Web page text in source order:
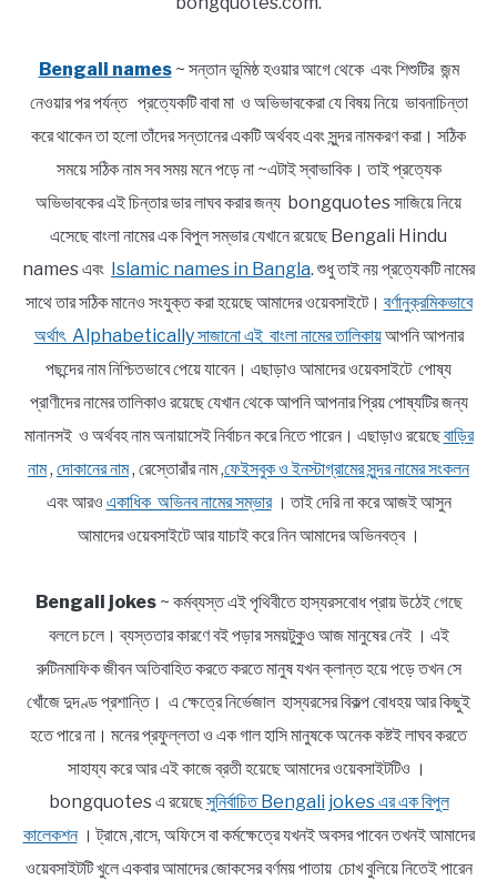
Bengali names~ সন্তান ভূমিষ্ঠ হওয়ার আগে থেকে এবং শিশুটির জন্ম
নেওয়ার পর পর্যন্ত প্রত্যেকটি বাবা মা ও অভিভাবকেরা যে বিষয় নিয়ে ভাবনাচিন্তা
করে থাকেন তা হলো তাঁদের সন্তানের একটি অর্থবহ এবং সুন্দর নামকরণ করা। সঠিক
সময়ে সঠিক নাম সব সময় মনে পড়ে না ~এটাই স্বাভাবিক। তাই প্রত্যেক
অভিভাবকের এই চিন্তার ভার লাঘব করার জন্য bongquotes সাজিয়ে নিয়ে
এসেছে বাংলা নামের এক বিপুল সম্ভার যেখানে রয়েছে Bengali Hindu
names এবং Islamic names in Bangla. শুধু তাই নয় প্রত্যেকটি নামের
সাথে তার সঠিক মানেও সংযুক্ত করা হয়েছে আমাদের ওয়েবসাইটে। বর্ণানুক্রমিকভাবে
অর্থাৎ Alphabetically সাজানো এই বাংলা নামের তালিকায়আপনি আপনার
পছন্দের নাম নিশ্চিতভাবে পেয়ে যাবেন। এছাড়াও আমাদের ওয়েবসাইটে পোষ্য
প্রাণীদের নামের তালিকাও রয়েছে যেখান থেকে আপনি আপনার প্রিয় পোষ্যটির জন্য
মানানসই ও অর্থবহ নাম অনায়াসেই নির্বাচন করে নিতে পারেন। এছাড়াও রয়েছেবাড়ির
নাম, দোকানের নাম, রেস্তোরাঁর নাম ,ফেইসবুক ও ইনস্টাগ্রামের সুন্দর নামের সংকলন
এবং আরও একাধিক অভিনব নামের সম্ভার। তাই দেরি না করে আজই আসুন
আমাদের ওয়েবসাইটে আর যাচাই করে নিন আমাদের অভিনবত্ব ।
Bengali jokes~ কর্মব্যস্ত এই পৃথিবীতে হাস্যরসবোধ প্রায় উঠেই গেছে
বললে চলে। ব্যস্ততার কারণে বই পড়ার সময়টুকুও আজ মানুষের নেই । এই
রুটিনমাফিক জীবন অতিবাহিত করতে করতে মানুষ যখন ক্লান্ত হয়ে পড়ে তখন সে
খোঁজে দুদণ্ড প্রশান্তি। এ ক্ষেত্রে নির্ভেজাল হাস্যরসের বিকল্প বোধহয় আর কিছুই
হতে পারে না। মনের প্রফুল্লতা ও এক গাল হাসি মানুষকে অনেক কষ্টই লাঘব করতে
সাহায্য করে আর এই কাজে ব্রতী হয়েছে আমাদের ওয়েবসাইটটিও ।
bongquotes এ রয়েছেসুনির্বাচিত Bengali jokes এর এক বিপুল
কালেকশন। ট্রামে ,বাসে, অফিসে বা কর্মক্ষেত্রে যখনই অবসর পাবেন তখনই আমাদের
ওয়েবসাইটটি খুলে একবার আমাদের জোকসের বর্ণময় পাতায় চোখ বুলিয়ে নিতেই পারেন